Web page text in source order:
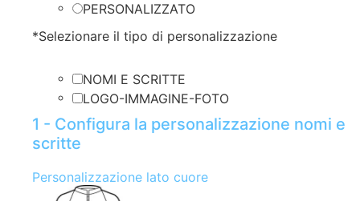
PERSONALIZZATO
*Selezionare il tipo di personalizzazione
NOMI E SCRITTE
LOGO-IMMAGINE-FOTO
1 - Configura la personalizzazione nomi e
scritte
Personalizzazione lato cuore